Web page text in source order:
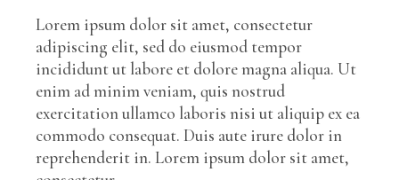
Lorem ipsum dolor sit amet, consectetur
adipiscing elit, sed do eiusmod tempor
incididunt ut labore et dolore magna aliqua. Ut
enim ad minim veniam, quis nostrud
exercitation ullamco laboris nisi ut aliquip ex ea
commodo consequat. Duis aute irure dolor in
reprehenderit in. Lorem ipsum dolor sit amet,